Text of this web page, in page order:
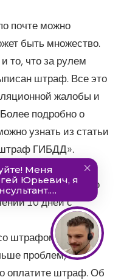
почте можно
быть множество.
то, что за рулем
штраф. Все это
жалобы и
подробно о
узнать из статьи
ГИБДД».
штраф ГИБДД
случае лучше его
10 дней с
штрафом, или
проблем, чем
оплатите штраф. Об